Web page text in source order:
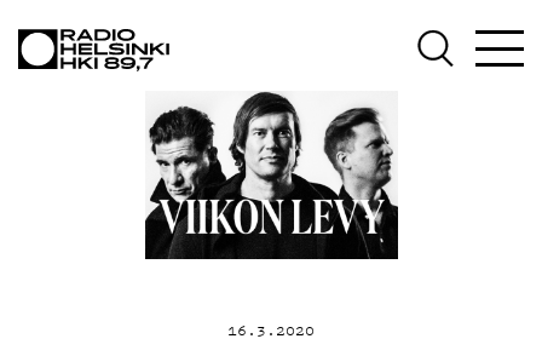
OHJELMAT
TEKIJÄT
16.3.2020